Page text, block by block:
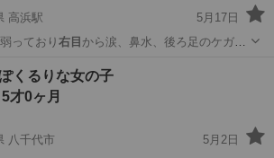
高浜駅
5月17日
時、弱っており 右目 から涙、鼻水、後ろ足のケガ
浜駅 猫 キャリア
くるりな女の子
才0ヶ月
八千代市
5月2日